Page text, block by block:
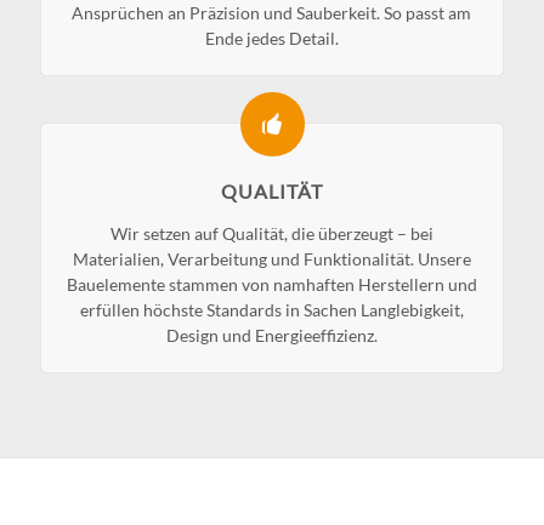
Ansprüchen an Präzision und Sauberkeit. So passt am
Ende jedes Detail.
QUALITÄT
Wir setzen auf Qualität, die überzeugt – bei
Materialien, Verarbeitung und Funktionalität. Unsere
Bauelemente stammen von namhaften Herstellern und
erfüllen höchste Standards in Sachen Langlebigkeit,
Design und Energieeffizienz.